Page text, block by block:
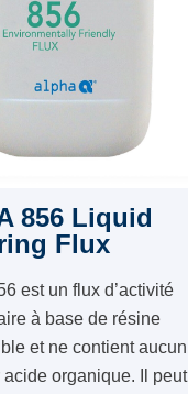
856 Liquid
Flux
est un flux d’activité
à base de résine
et ne contient aucun
acide organique. Il peut